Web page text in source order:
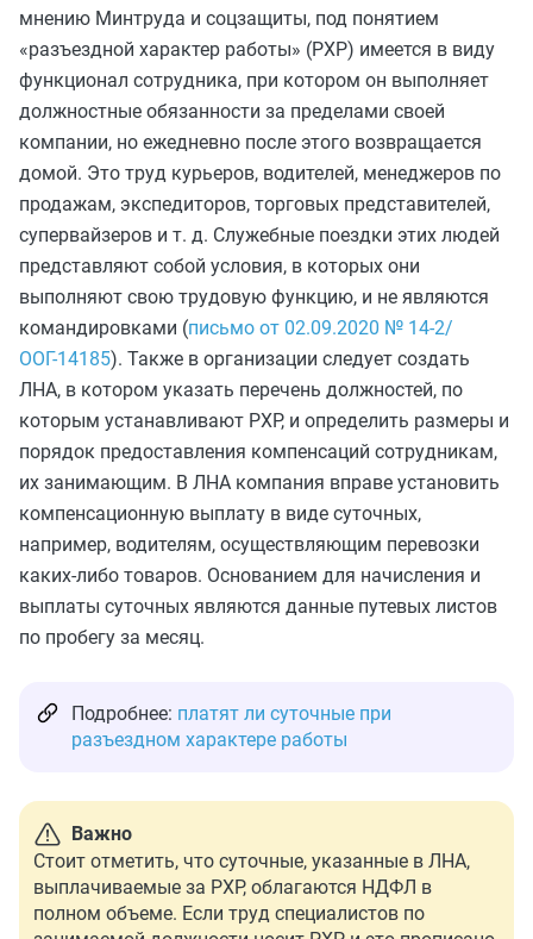
мнению Минтруда и соцзащиты, под понятием
«разъездной характер работы» (РХР) имеется в виду
функционал сотрудника, при котором он выполняет
должностные обязанности за пределами своей
компании, но ежедневно после этого возвращается
домой. Это труд курьеров, водителей, менеджеров по
продажам, экспедиторов, торговых представителей,
супервайзеров и т. д. Служебные поездки этих людей
представляют собой условия, в которых они
выполняют свою трудовую функцию, и не являются
командировками (письмо от 02.09.2020 № 14-2/
ООГ-14185). Также в организации следует создать
ЛНА, в котором указать перечень должностей, по
которым устанавливают РХР, и определить размеры и
порядок предоставления компенсаций сотрудникам,
их занимающим. В ЛНА компания вправе установить
компенсационную выплату в виде суточных,
например, водителям, осуществляющим перевозки
каких-либо товаров. Основанием для начисления и
выплаты суточных являются данные путевых листов
по пробегу за месяц.
Подробнее: платят ли суточные при
разъездном характере работы
Важно
Стоит отметить, что суточные, указанные в ЛНА,
выплачиваемые за РХР, облагаются НДФЛ в
полном объеме. Если труд специалистов по